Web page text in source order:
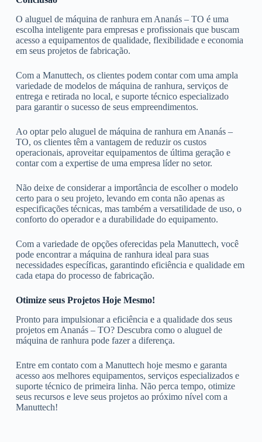
O aluguel de máquina de ranhura em Ananás – TO é uma
escolha inteligente para empresas e profissionais que buscam
acesso a equipamentos de qualidade, flexibilidade e economia
em seus projetos de fabricação.
Com a Manuttech, os clientes podem contar com uma ampla
variedade de modelos de máquina de ranhura, serviços de
entrega e retirada no local, e suporte técnico especializado
para garantir o sucesso de seus empreendimentos.
Ao optar pelo aluguel de máquina de ranhura em Ananás –
TO, os clientes têm a vantagem de reduzir os custos
operacionais, aproveitar equipamentos de última geração e
contar com a expertise de uma empresa líder no setor.
Não deixe de considerar a importância de escolher o modelo
certo para o seu projeto, levando em conta não apenas as
especificações técnicas, mas também a versatilidade de uso, o
conforto do operador e a durabilidade do equipamento.
Com a variedade de opções oferecidas pela Manuttech, você
pode encontrar a máquina de ranhura ideal para suas
necessidades específicas, garantindo eficiência e qualidade em
cada etapa do processo de fabricação.
Otimize seus Projetos Hoje Mesmo!
Pronto para impulsionar a eficiência e a qualidade dos seus
projetos em Ananás – TO? Descubra como o aluguel de
máquina de ranhura pode fazer a diferença.
Entre em contato com a Manuttech hoje mesmo e garanta
acesso aos melhores equipamentos, serviços especializados e
suporte técnico de primeira linha. Não perca tempo, otimize
seus recursos e leve seus projetos ao próximo nível com a
Manuttech!